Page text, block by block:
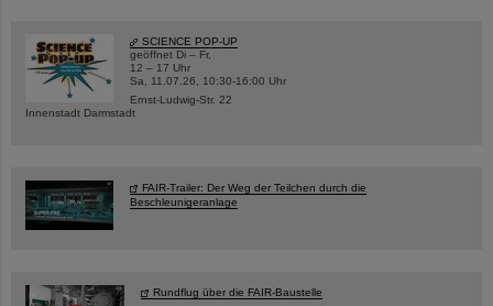
SCIENCE POP-UP
geöffnet Di – Fr,
12 – 17 Uhr
Sa, 11.07.26, 10:30-16:00 Uhr
Ernst-Ludwig-Str. 22
Innenstadt Darmstadt
FAIR-Trailer: Der Weg der Teilchen durch die
Beschleunigeranlage
Rundflug über die FAIR-Baustelle